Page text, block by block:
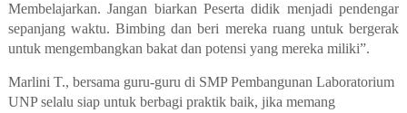
Membelajarkan. Jangan biarkan Peserta didik menjadi pendengar
sepanjang waktu. Bimbing dan beri mereka ruang untuk bergerak
untuk mengembangkan bakat dan potensi yang mereka miliki”.
Marlini T., bersama guru-guru di SMP Pembangunan Laboratorium
UNP selalu siap untuk berbagi praktik baik, jika memang